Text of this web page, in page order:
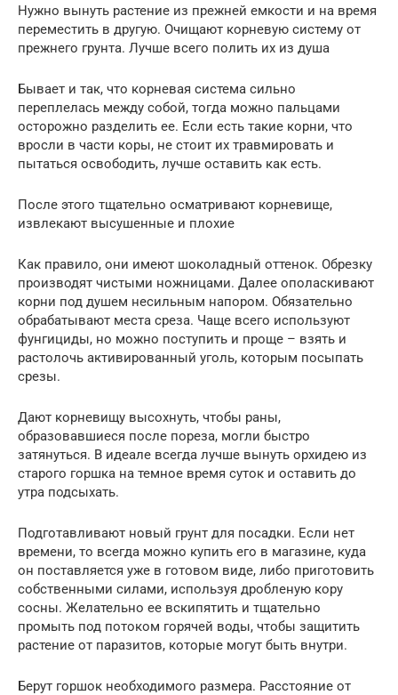
Нужно вынуть растение из прежней емкости и на время
переместить в другую. Очищают корневую систему от
прежнего грунта. Лучше всего полить их из душа
Бывает и так, что корневая система сильно
переплелась между собой, тогда можно пальцами
осторожно разделить ее. Если есть такие корни, что
вросли в части коры, не стоит их травмировать и
пытаться освободить, лучше оставить как есть.
После этого тщательно осматривают корневище,
извлекают высушенные и плохие
Как правило, они имеют шоколадный оттенок. Обрезку
производят чистыми ножницами. Далее ополаскивают
корни под душем несильным напором. Обязательно
обрабатывают места среза. Чаще всего используют
фунгициды, но можно поступить и проще – взять и
растолочь активированный уголь, которым посыпать
срезы.
Дают корневищу высохнуть, чтобы раны,
образовавшиеся после пореза, могли быстро
затянуться. В идеале всегда лучше вынуть орхидею из
старого горшка на темное время суток и оставить до
утра подсыхать.
Подготавливают новый грунт для посадки. Если нет
времени, то всегда можно купить его в магазине, куда
он поставляется уже в готовом виде, либо приготовить
собственными силами, используя дробленую кору
сосны. Желательно ее вскипятить и тщательно
промыть под потоком горячей воды, чтобы защитить
растение от паразитов, которые могут быть внутри.
Берут горшок необходимого размера. Расстояние от